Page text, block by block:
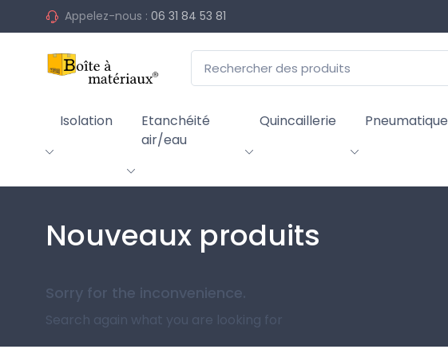
Appelez-nous : 06 31 84 53 81
Isolation
Etanchéité
air/eau
Quincaillerie Pneumatique
Nouveaux produits
Sorry for the inconvenience.
Search again what you are looking for